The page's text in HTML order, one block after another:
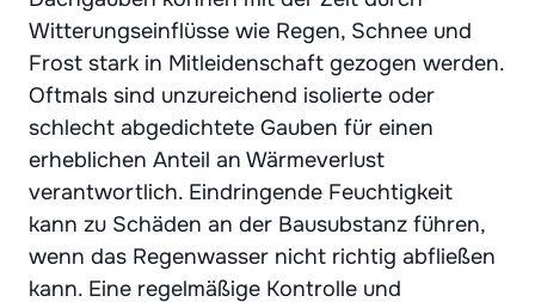
Witterungseinflüsse wie Regen, Schnee und
Frost stark in Mitleidenschaft gezogen werden.
Oftmals sind unzureichend isolierte oder
schlecht abgedichtete Gauben für einen
erheblichen Anteil an Wärmeverlust
verantwortlich. Eindringende Feuchtigkeit
kann zu Schäden an der Bausubstanz führen,
wenn das Regenwasser nicht richtig abfließen
kann. Eine regelmäßige Kontrolle und